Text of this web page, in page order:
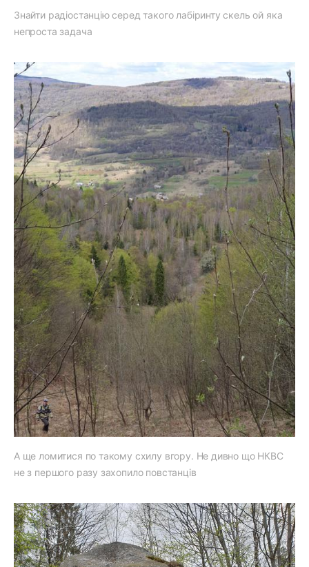
Знайти радіостанцію серед такого лабіринту скель ой яка
непроста задача
А ще ломитися по такому схилу вгору. Не дивно що НКВС
не з першого разу захопило повстанців